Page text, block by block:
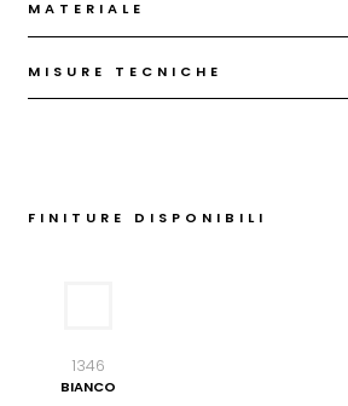
MATERIALE
MISURE TECNICHE
FINITURE DISPONIBILI
1346
BIANCO